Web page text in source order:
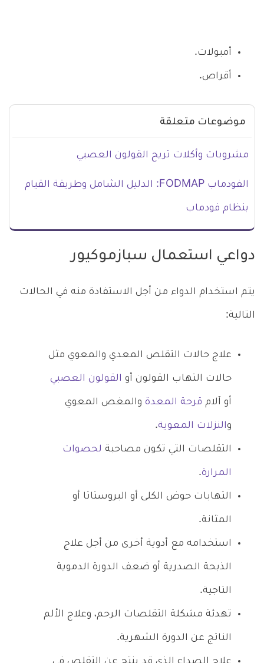
أمبولات.
أقراص.
موضوعات متعلقة
مشروبات وأكلات تريح القولون العصبي
الفودماب FODMAP: الدليل الشامل وطريقة القيام
بنظام فودماب
دواعي استعمال سبازموكيور
يتم استخدام الدواء من أجل الاستفادة منه في الحالات
التالية:
علاج حالات التقلص المعدي والمعوي مثل
حالات التهاب القولون أو القولون العصبي
أو آلام قرحة المعدة والمغص المعوي
والنزلات المعوية.
التقلصات التي تكون مصاحبة لحصوات
المرارة.
التهابات حوض الكلى أو البروستاتا أو
المثانة.
استخدامه مع أدوية أخرى من أجل علاج
الذبحة الصدرية أو ضعف الدورة الدموية
التاجية.
تهدئة مشكلة التقلصات الرحم، وعلاج الألم
الناتج عن الدورة الشهرية.